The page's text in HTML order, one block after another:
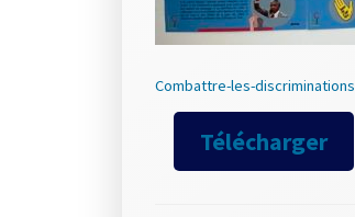
Combattre-les-discriminations
Télécharger